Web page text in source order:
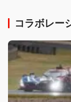
コラボレー